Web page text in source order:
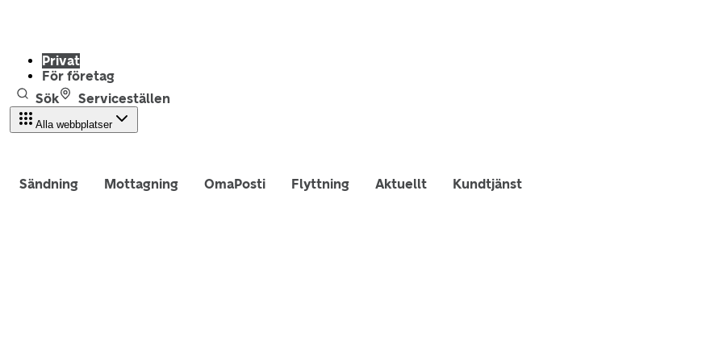
Privat
För företag
Sök
Serviceställen
Alla webbplatser
Sändning Mottagning OmaPosti Flyttning Aktuellt Kundtjänst